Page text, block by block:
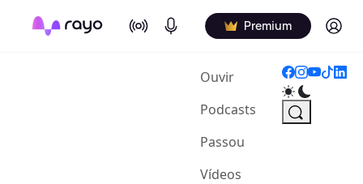
On Air Podcasts Premium Log in
Ouvir(current)
Podcasts
Passou
Vídeos